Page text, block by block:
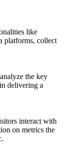
like
platforms, collect
the key
delivering a
interact with
on metrics the